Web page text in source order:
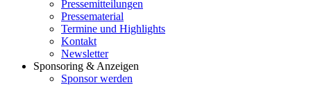
Pressemitteilungen
Pressematerial
Termine und Highlights
Kontakt
Newsletter
Sponsoring & Anzeigen
Sponsor werden